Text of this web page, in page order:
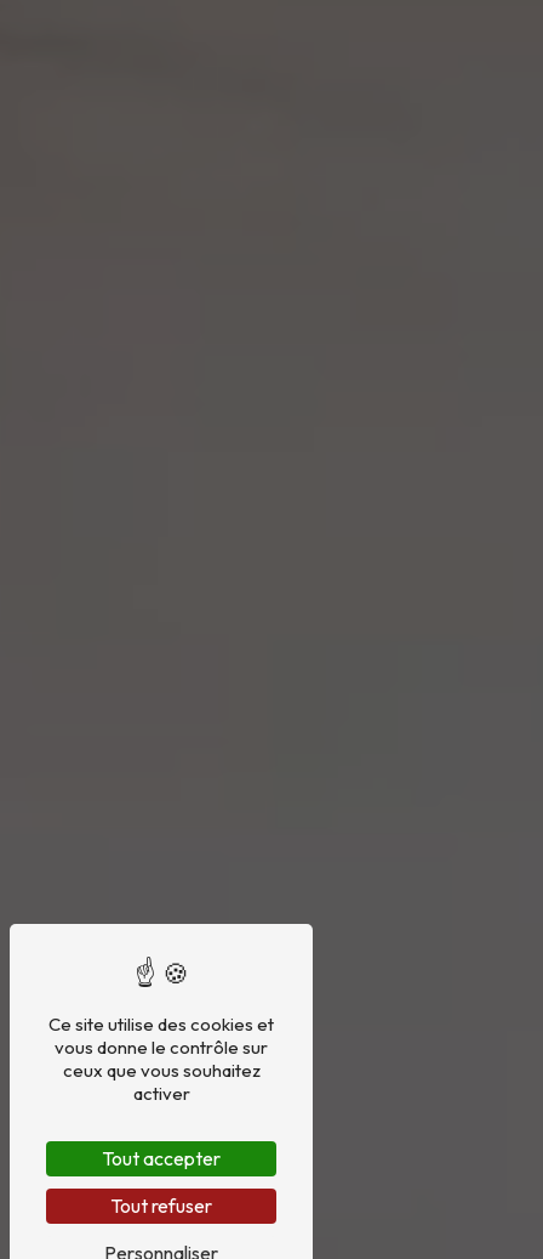
Ce site utilise des cookies et
vous donne le contrôle sur
ceux que vous souhaitez
activer
Tout accepter
Tout refuser
Personnaliser